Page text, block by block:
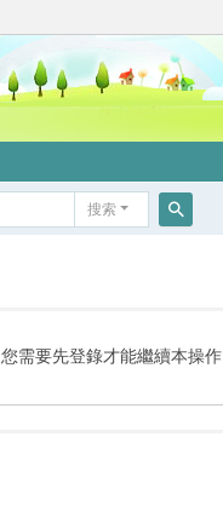
搜索
您需要先登錄才能繼續本操作